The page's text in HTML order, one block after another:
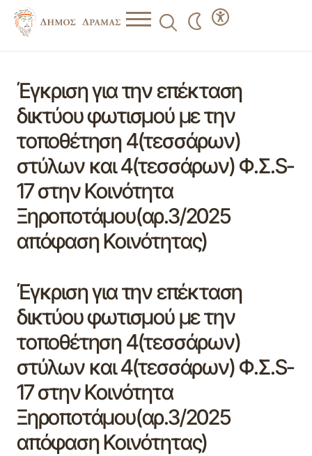
Έγκριση για την επέκταση
δικτύου φωτισμού με την
τοποθέτηση 4(τεσσάρων)
στύλων και 4(τεσσάρων) Φ.Σ.S-
17 στην Κοινότητα
Ξηροποτάμου(αρ.3/2025
απόφαση Κοινότητας)
Έγκριση για την επέκταση
δικτύου φωτισμού με την
τοποθέτηση 4(τεσσάρων)
στύλων και 4(τεσσάρων) Φ.Σ.S-
17 στην Κοινότητα
Ξηροποτάμου(αρ.3/2025
απόφαση Κοινότητας)